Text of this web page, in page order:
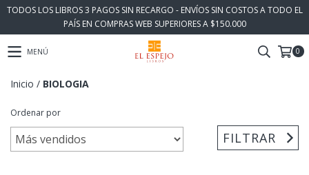
TODOS LOS LIBROS 3 PAGOS SIN RECARGO - ENVÍOS SIN COSTOS A TODO EL
PAÍS EN COMPRAS WEB SUPERIORES A $150.000
MENÚ 0
Inicio / BIOLOGIA
Ordenar por
FILTRAR